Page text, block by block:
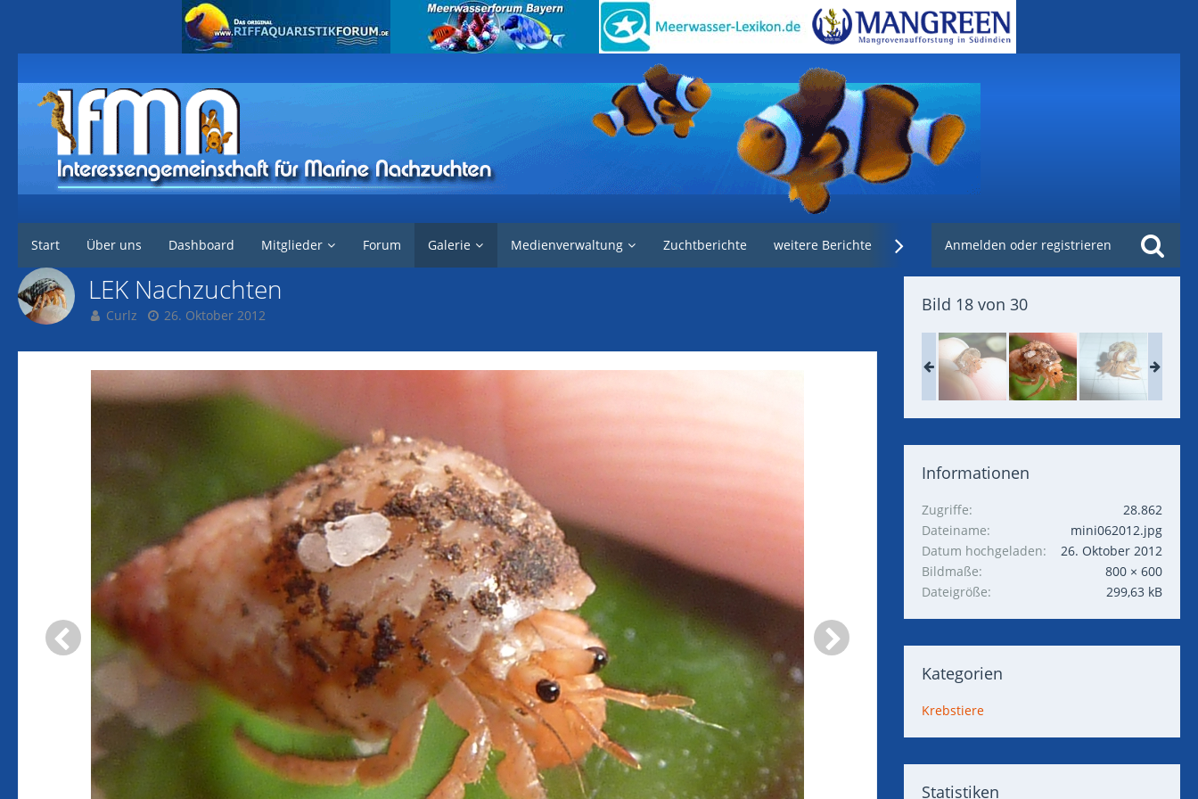
Start Über uns Dashboard Mitglieder Forum Galerie Medienverwaltung Zuchtberichte weitere Berichte Weblinks Nachzuchtenregister.de
Anmelden oder registrieren
LEK Nachzuchten
Curlz 26. Oktober 2012
Bild 18 von 30
Informationen
Zugriffe
28.862
Dateiname
mini062012.jpg
Datum hochgeladen
26. Oktober 2012
Bildmaße
800 × 600
Dateigröße
299,63 kB
Kategorien
Krebstiere
Statistiken